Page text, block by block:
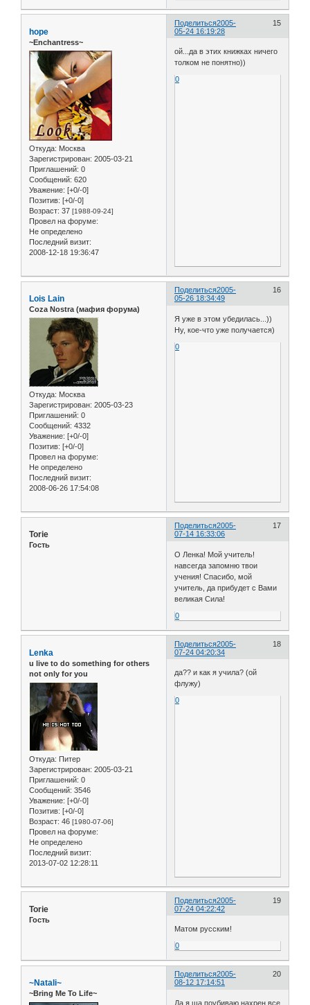
Поделиться 15
2005-
05-24 16:19:28
hope
~Enchantress~
Откуда: Москва
Зарегистрирован: 2005-03-21
Приглашений: 0
Сообщений: 620
Уважение: [+0/-0]
Позитив: [+0/-0]
Возраст: 37 [1988-09-24]
Провел на форуме:
Не определено
Последний визит:
2008-12-18 19:36:47
ой...да в этих книжках ничего
толком не понятно))
0
Поделиться 16
2005-
05-26 18:34:49
Lois Lain
Coza Nostra (мафия форума)
Откуда: Москва
Зарегистрирован: 2005-03-23
Приглашений: 0
Сообщений: 4332
Уважение: [+0/-0]
Позитив: [+0/-0]
Провел на форуме:
Не определено
Последний визит:
2008-06-26 17:54:08
Я уже в этом убедилась...))
Ну, кое-что уже получается)
0
Поделиться 17
2005-
07-14 16:33:06
Torie
Гость
О Ленка! Мой учитель!
навсегда запомню твои
учения! Спасибо, мой
учитель, да прибудет с Вами
великая Сила!
0
Поделиться 18
2005-
07-24 04:20:34
Lenka
u live to do something for others
not only for you
Откуда: Питер
Зарегистрирован: 2005-03-21
Приглашений: 0
Сообщений: 3546
Уважение: [+0/-0]
Позитив: [+0/-0]
Возраст: 46 [1980-07-06]
Провел на форуме:
Не определено
Последний визит:
2013-07-02 12:28:11
да?? и как я учила? (ой
флужу)
0
Поделиться 19
2005-
07-24 04:22:42
Torie
Гость
Матом русским!
0
Поделиться 20
2005-
08-12 17:14:51
~Natali~
~Bring Me To Life~
Да я ща поубиваю нахрен все